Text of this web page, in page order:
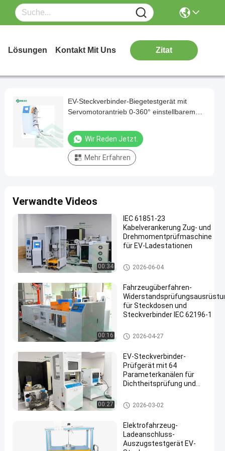
Lösungen Kontakt Mit Uns Zitat
EV-Steckverbinder-Biegetestgerät mit
Servomotorantrieb 0-360° einstellbarem
Wir Reden Jetzt.
Mehr Erfahren
Verwandte Videos
00:34
IEC 61851-23
Kabelverankerung Zug- und
Drehmomentprüfmaschine
für EV-Ladestationen
Elektro-Mobil-Testgerät
2026-06-04
00:16
Fahrzeugüberfahren-
für Steckdosen und
Steckverbinder IEC 62196-1
EV-Verbindungsstück-Testgerät
2026-04-27
00:27
EV-Steckverbinder-
Prüfgerät mit 64
Parameterkanälen für
Dichtheitsprüfung und
Auswertung
EV-Verbindungsstück-Testger
ät
2026-03-02
Elektrofahrzeug-
Ladeanschluss-
Auszugstestgerät EV-